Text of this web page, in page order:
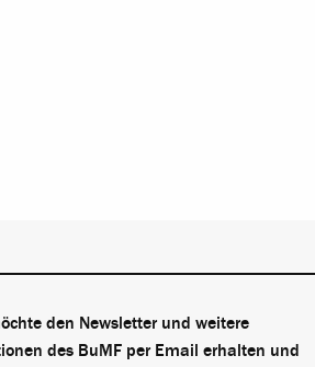
den Newsletter und weitere
des BuMF per Email erhalten und